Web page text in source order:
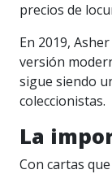
precios de
En 2019,
versión
sigue siendo
coleccionistas.
La
Con cartas